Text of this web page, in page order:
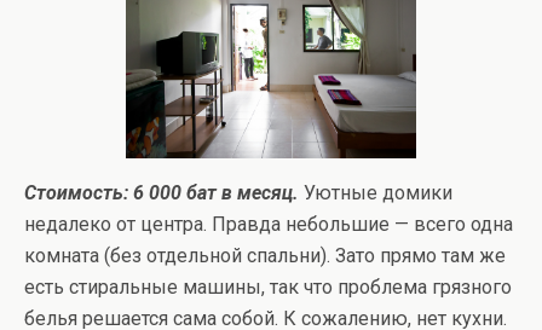
Стоимость: 6 000 бат в месяц. Уютные домики
недалеко от центра. Правда небольшие — всего одна
комната (без отдельной спальни). Зато прямо там же
есть стиральные машины, так что проблема грязного
белья решается сама собой. К сожалению, нет кухни.